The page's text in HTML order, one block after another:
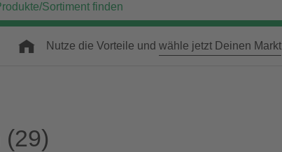
Nutze die Vorteile und wähle jetzt Deinen Markt
(29)